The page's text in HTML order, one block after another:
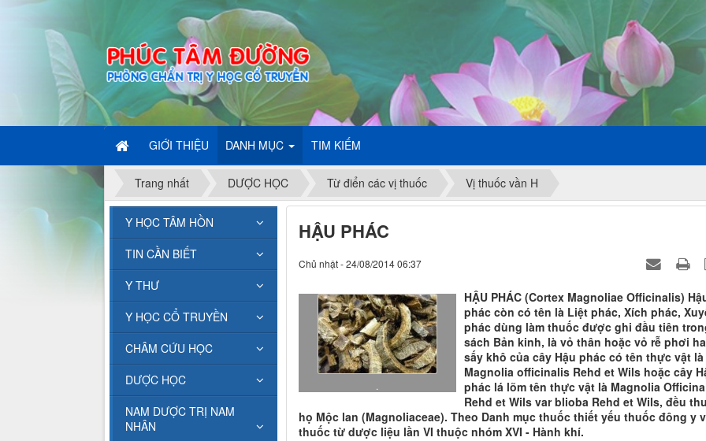
GIỚI THIỆU DANH MỤC TIM KIẾM
Trang nhất DƯỢC HỌC Từ điển các vị thuốc Vị thuốc vần H
HẬU PHÁC
Chủ nhật - 24/08/2014 06:37
.
HẬU PHÁC (Cortex Magnoliae Officinalis)
phác còn có tên là Liệt phác, Xích phác,
phác dùng làm thuốc được ghi đầu tiên
sách Bản kinh, là vỏ thân hoặc vỏ rễ phơi
sấy khô của cây Hậu phác có tên thực vật là
Magnolia officinalis Rehd et Wils hoặc cây
phác lá lõm tên thực vật là Magnolia
Rehd et Wils var blioba Rehd et Wils, đều
họ Mộc lan (Magnoliaceae). Theo Danh mục thuốc thiết yếu thuốc đông y
thuốc từ dược liệu lần VI thuộc nhóm XVI - Hành khí.
Y HỌC TÂM HỒN
TIN CẦN BIẾT
Y THƯ
Y HỌC CỔ TRUYỀN
CHÂM CỨU HỌC
DƯỢC HỌC
NAM DƯỢC TRỊ NAM
NHÂN